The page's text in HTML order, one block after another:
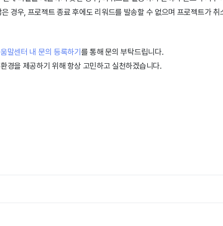
경우, 프로젝트 종료 후에도 리워드를 발송할 수 없으며 프로젝트가
말센터 내 문의 등록하기 를 통해 문의 부탁드립니다.
경을 제공하기 위해 항상 고민하고 실천하겠습니다.